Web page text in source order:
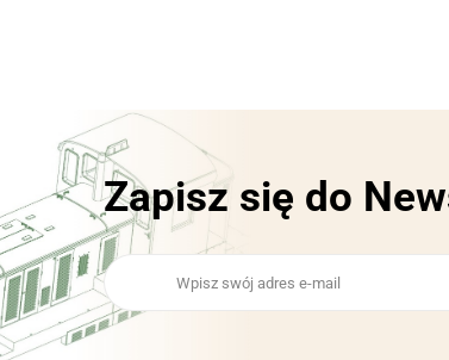
Zapisz się do